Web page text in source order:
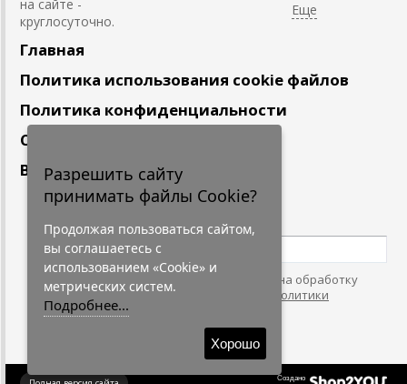
на сайте -
круглосуточно.
Главная
Политика использования cookie файлов
Политика конфиденциальности
Сотрудничество
Вакансии
Подпишитесь
Нажимая на кнопку, я даю согласие на обработку
персональных данных. С условиями
"Политики
Конфидециальности"
Создано
Разрешить сайту
принимать файлы Cookie?
Продолжая пользоваться сайтом,
вы соглашаетесь с
использованием «Cookie» и
метрических систем.
Подробнее...
Хорошо